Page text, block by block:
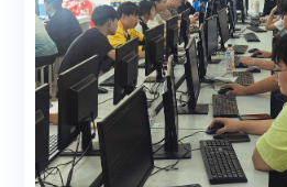
谨，展现出扎实的动手能力和良